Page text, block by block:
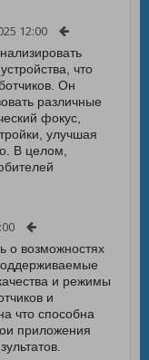
12:00
что
Он
различные
фокус,
улучшая
В целом,
о возможностях
и режимы
и
что способна
приложения